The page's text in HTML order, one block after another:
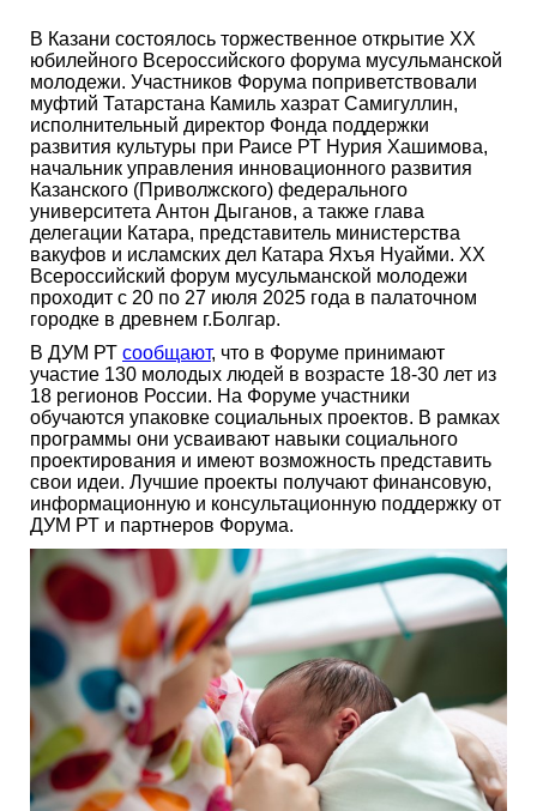
В Казани состоялось торжественное открытие XX
юбилейного Всероссийского форума мусульманской
молодежи. Участников Форума поприветствовали
муфтий Татарстана Камиль хазрат Самигуллин,
исполнительный директор Фонда поддержки
развития культуры при Раисе РТ Нурия Хашимова,
начальник управления инновационного развития
Казанского (Приволжского) федерального
университета Антон Дыганов, а также глава
делегации Катара, представитель министерства
вакуфов и исламских дел Катара Яхъя Нуайми. XX
Всероссийский форум мусульманской молодежи
проходит с 20 по 27 июля 2025 года в палаточном
городке в древнем г.Болгар.
В ДУМ РТ сообщают, что в Форуме принимают
участие 130 молодых людей в возрасте 18-30 лет из
18 регионов России. На Форуме участники
обучаются упаковке социальных проектов. В рамках
программы они усваивают навыки социального
проектирования и имеют возможность представить
свои идеи. Лучшие проекты получают финансовую,
информационную и консультационную поддержку от
ДУМ РТ и партнеров Форума.